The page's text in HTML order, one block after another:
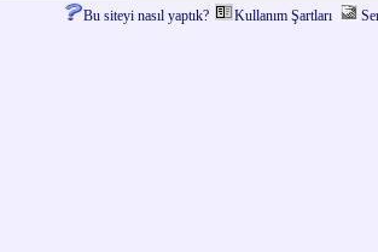
Bu siteyi nasıl yaptık? Kullanım Şartları